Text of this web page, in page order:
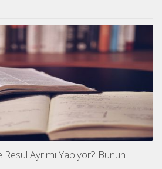
Ayrımı Yapıyor? Bunun